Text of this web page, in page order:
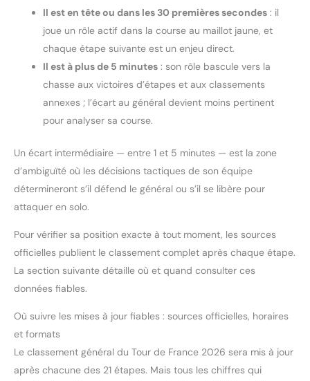
Il est en tête ou dans les 30 premières secondes : il
joue un rôle actif dans la course au maillot jaune, et
chaque étape suivante est un enjeu direct.
Il est à plus de 5 minutes : son rôle bascule vers la
chasse aux victoires d’étapes et aux classements
annexes ; l’écart au général devient moins pertinent
pour analyser sa course.
Un écart intermédiaire — entre 1 et 5 minutes — est la zone
d’ambiguïté où les décisions tactiques de son équipe
détermineront s’il défend le général ou s’il se libère pour
attaquer en solo.
Pour vérifier sa position exacte à tout moment, les sources
officielles publient le classement complet après chaque étape.
La section suivante détaille où et quand consulter ces
données fiables.
Où suivre les mises à jour fiables : sources officielles, horaires
et formats
Le classement général du Tour de France 2026 sera mis à jour
après chacune des 21 étapes. Mais tous les chiffres qui